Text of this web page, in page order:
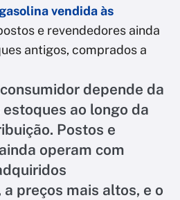
vendida às
e revendedores ainda
antigos, comprados a
depende da
ao longo da
Postos e
operam com
preços mais altos, e o